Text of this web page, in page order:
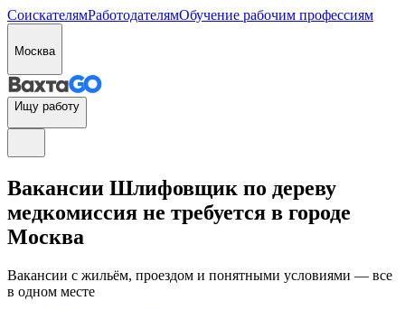
СоискателямРаботодателямОбучение рабочим профессиям
Москва
Ищу работу
Вакансии Шлифовщик по дереву
медкомиссия не требуется в городе
Москва
Вакансии с жильём, проездом и понятными условиями — все
в одном месте